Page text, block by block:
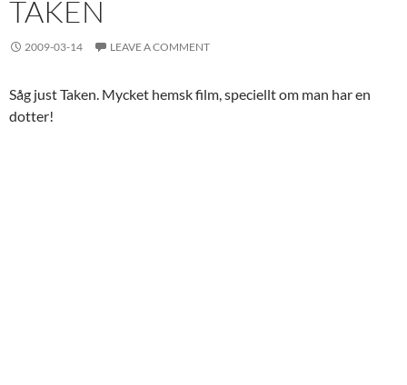
TAKEN
2009-03-14 LEAVE A COMMENT
Såg just Taken. Mycket hemsk film, speciellt om man har en
dotter!